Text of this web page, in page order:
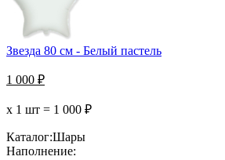
Звезда 80 см - Белый пастель
1 000 ₽
х 1 шт = 1 000 ₽
Каталог:Шары
Наполнение: